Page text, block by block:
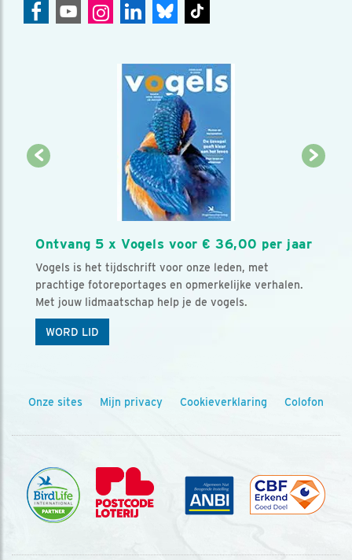
Ontvang 5 x Vogels voor € 36,00 per jaar
Vogels is het tijdschrift voor onze leden, met
prachtige fotoreportages en opmerkelijke verhalen.
Met jouw lidmaatschap help je de vogels.
WORD LID
Onze sites Mijn privacy Cookieverklaring Colofon